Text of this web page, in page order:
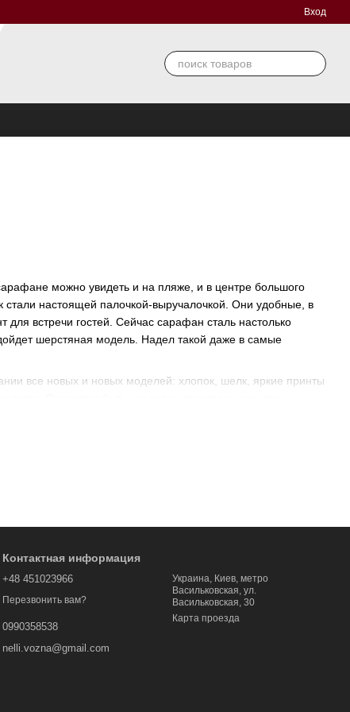
Вход
можно увидеть и на пляже, и в центре большого
настоящей палочкой-выручалочкой. Они удобные, в
встречи гостей. Сейчас сарафан сталь настолько
шерстяная модель. Надел такой даже в самые
все новых и новых моделей: хлопок, шелк, яркие принты
смотрятся не только на фото, но и в реальности. Купить
скромные, яркие и выполненные в пастельных тонах.
Контактная информация
+48 451023966
Перезвонить вам?
0990358538
nelli.vozna@gmail.com
Украина, Киев, метро
Васильковская, ул.
Васильковская, 30
Карта проезда